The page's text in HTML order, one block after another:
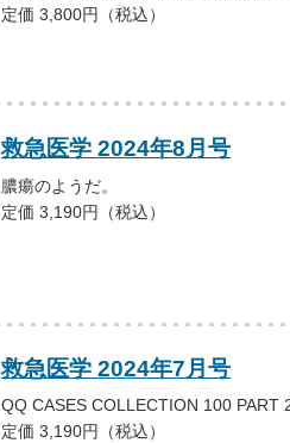
定価 3,800円（税込）
救急医学 2024年8月号
膿瘍のようだ。
定価 3,190円（税込）
救急医学 2024年7月号
QQ CASES COLLECTION 100 PART
定価 3,190円（税込）